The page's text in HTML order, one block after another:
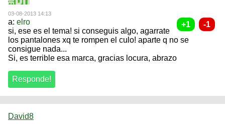
03-08-2013 14:13
a: elro
si, ese es el tema! si conseguis algo, agarrate
los pantalones xq te rompen el culo! aparte q no se
consigue nada...
Si, es terrible esa marca, gracias locura, abrazo
David8